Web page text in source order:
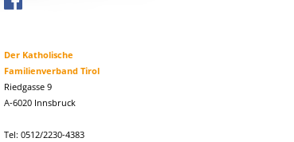
Der Katholische
Familienverband Tirol
Riedgasse 9
A-6020 Innsbruck
Tel: 0512/2230-4383